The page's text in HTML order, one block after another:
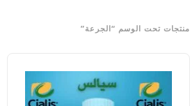
منتجات تحت الوسم “الجرعة”